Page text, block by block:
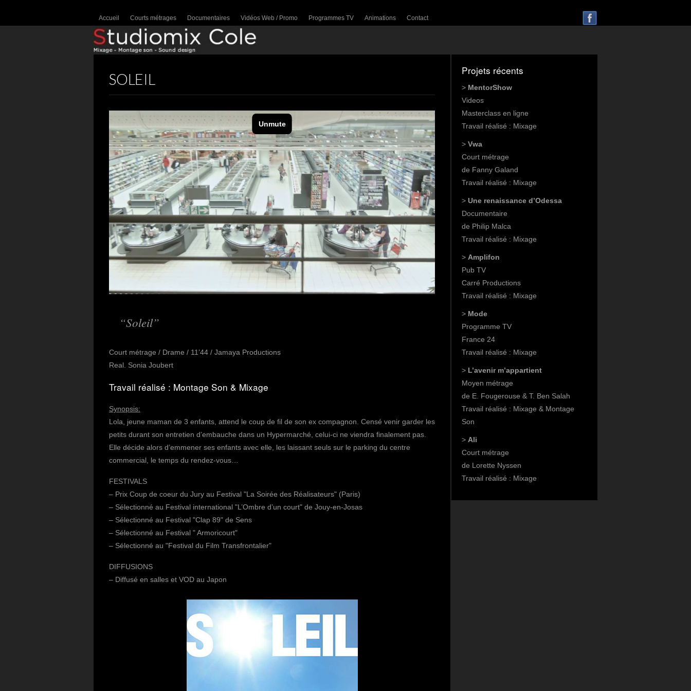
Accueil Courts métrages Documentaires Vidéos Web / Promo Programmes TV Animations Contact
SOLEIL
Soleil
Court métrage / Drame / 11’44 / Jamaya Productions
Real. Sonia Joubert
Travail réalisé : Montage Son & Mixage
Synopsis:
Lola, jeune maman de 3 enfants, attend le coup de fil de son ex compagnon. Censé venir garder les
petits durant son entretien d’embauche dans un Hypermarché, celui-ci ne viendra finalement pas.
Elle décide alors d’emmener ses enfants avec elle, les laissant seuls sur le parking du centre
commercial, le temps du rendez-vous…
FESTIVALS
– Prix Coup de coeur du Jury au Festival "La Soirée des Réalisateurs" (Paris)
– Sélectionné au Festival international "L’Ombre d’un court" de Jouy-en-Josas
– Sélectionné au Festival "Clap 89" de Sens
– Sélectionné au Festival " Armoricourt"
– Sélectionné au "Festival du Film Transfrontalier"
DIFFUSIONS
– Diffusé en salles et VOD au Japon
Projets récents
> MentorShow
Videos
Masterclass en ligne
Travail réalisé : Mixage
> Vwa
Court métrage
de Fanny Galand
Travail réalisé : Mixage
> Une renaissance d’Odessa
Documentaire
de Philip Malca
Travail réalisé : Mixage
> Amplifon
Pub TV
Carré Productions
Travail réalisé : Mixage
> Mode
Programme TV
France 24
Travail réalisé : Mixage
> L’avenir m’appartient
Moyen métrage
de E. Fougerouse & T. Ben Salah
Travail réalisé : Mixage & Montage
Son
> Ali
Court métrage
de Lorette Nyssen
Travail réalisé : Mixage